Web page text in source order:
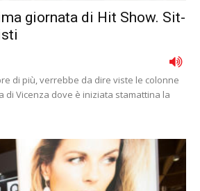
giornata di Hit Show. Sit-
di più, verrebbe da dire viste le colonne
di Vicenza dove è iniziata stamattina la